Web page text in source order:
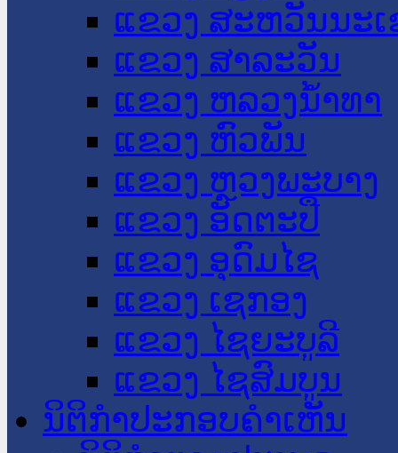
ແຂວງ ສະຫວັນນະ
ແຂວງ ສາລະວັນ
ແຂວງ ຫລວງນໍ້າທາ
ແຂວງ ຫົວພັນ
ແຂວງ ຫຼວງພະບາງ
ແຂວງ ອັດຕະປື
ແຂວງ ອຸດົມໄຊ
ແຂວງ ເຊກອງ
ແຂວງ ໄຊຍະບູລີ
ແຂວງ ໄຊສົມບູນ
ນິຕິກໍາປະກອບຄໍາເຫັນ